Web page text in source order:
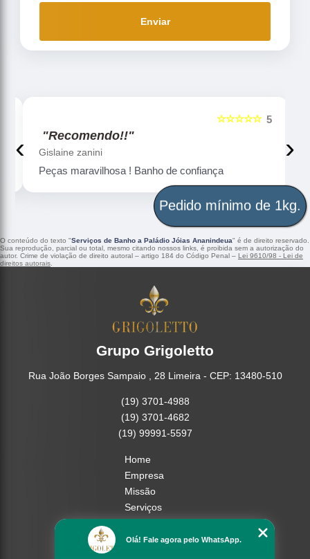
Enviar
5
☆☆☆☆☆
"Recomendo!!"
Gislaine zanini
Peças maravilhosa ! Banho de confiança
‹ ›
O conteúdo do texto "Serviços de Banho a Paládio Jóias Ananindeua" é de direito reservado.
Sua reprodução, parcial ou total, mesmo citando nossos links, é proibida sem a autorização do
autor. Crime de violação de direito autoral – artigo 184 do Código Penal – Lei 9610/98 - Lei de
direitos autorais
Grupo Grigoletto
Rua João Borges Sampaio , 28 Limeira - CEP: 13480-510
(19) 3701-4988
(19) 3701-4682
(19) 99991-5597
Home
Empresa
Missão
Serviços
Mapa do site
Olá! Fale agora pelo WhatsApp.
Pedido mínimo de 1kg.